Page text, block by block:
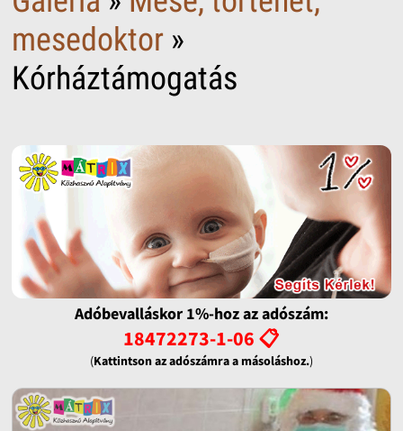
mesedoktor»
Kórháztámogatás
Adóbevalláskor 1%-hoz az adószám:
18472273-1-06 📋
(Kattintson az adószámra a másoláshoz.)